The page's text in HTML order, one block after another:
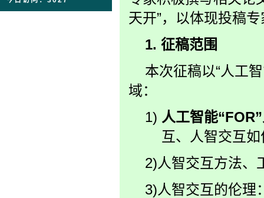
天开”，以体现投稿
1. 征稿范围
本次征稿以“人工
域：
1) 人工智能“FOR
互、人智交互
2)人智交互方法、
3)人智交互的伦理